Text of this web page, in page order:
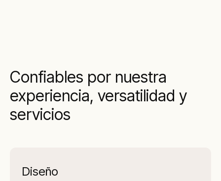
Confiables por nuestra
experiencia, versatilidad y
servicios
Diseño